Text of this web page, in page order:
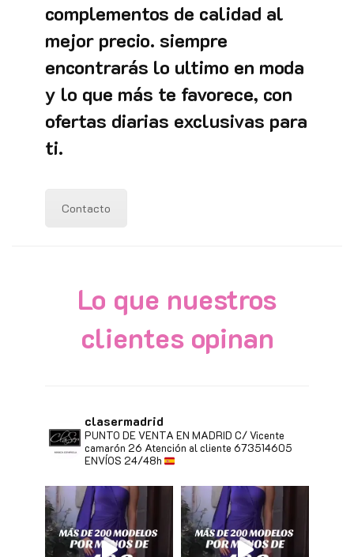
complementos de calidad al
mejor precio. siempre
encontrarás lo ultimo en moda
y lo que más te favorece, con
ofertas diarias exclusivas para
ti.
Contacto
Lo que nuestros
clientes opinan
clasermadrid
PUNTO DE VENTA EN MADRID C/ Vicente
camarón 26 Atención al cliente 673514605
ENVÍOS 24/48h